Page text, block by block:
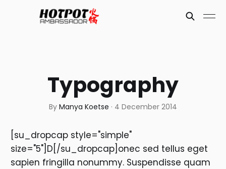
Typography
By Manya Koetse · 4 December 2014
[su_dropcap style="simple"
size="5"]D[/su_dropcap]onec sed tellus eget
sapien fringilla nonummy. Suspendisse quam